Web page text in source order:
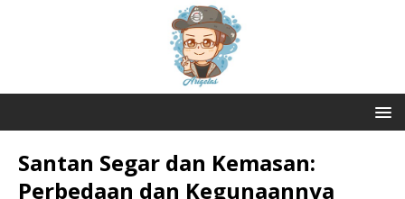
Santan Segar dan Kemasan:
Perbedaan dan Kegunaannya